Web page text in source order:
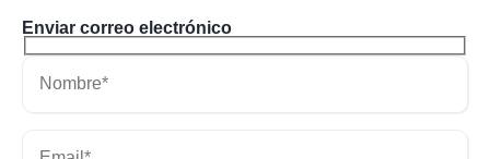
Enviar correo electrónico